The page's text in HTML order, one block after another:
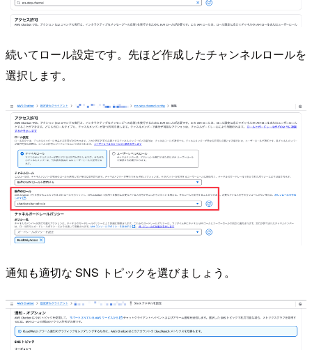
続いてロール設定です。先ほど作成したチャンネルロールを
選択します。
通知も適切な SNS トピックを選びましょう。